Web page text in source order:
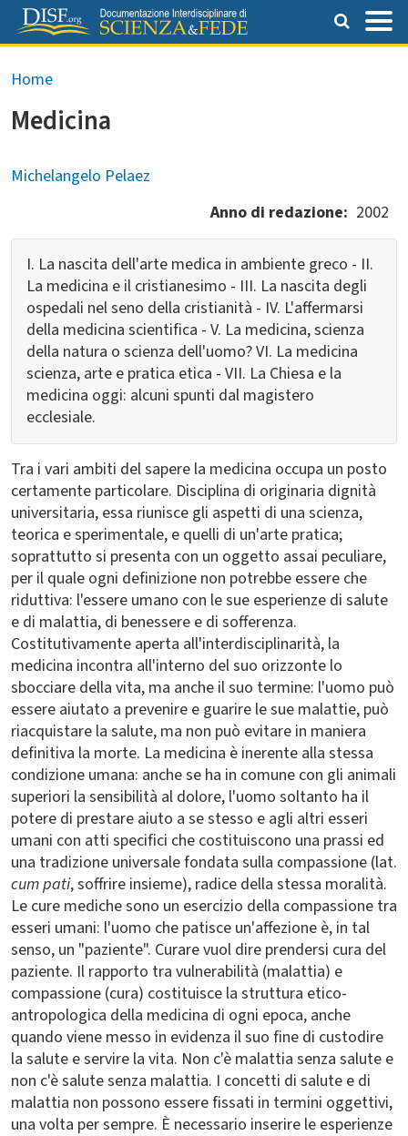
Salta al contenuto principale
Briciole di pane
Home
Medicina
Michelangelo Pelaez
Anno di redazione
2002
I. La nascita dell'arte medica in ambiente greco - II.
La medicina e il cristianesimo - III. La nascita degli
ospedali nel seno della cristianità - IV. L'affermarsi
della medicina scientifica - V. La medicina, scienza
della natura o scienza dell'uomo? VI. La medicina
scienza, arte e pratica etica - VII. La Chiesa e la
medicina oggi: alcuni spunti dal magistero
ecclesiale.
Tra i vari ambiti del sapere la medicina occupa un posto
certamente particolare. Disciplina di originaria dignità
universitaria, essa riunisce gli aspetti di una scienza,
teorica e sperimentale, e quelli di un'arte pratica;
soprattutto si presenta con un oggetto assai peculiare,
per il quale ogni definizione non potrebbe essere che
riduttiva: l'essere umano con le sue esperienze di salute
e di malattia, di benessere e di sofferenza.
Costitutivamente aperta all'interdisciplinarità, la
medicina incontra all'interno del suo orizzonte lo
sbocciare della vita, ma anche il suo termine: l'uomo può
essere aiutato a prevenire e guarire le sue malattie, può
riacquistare la salute, ma non può evitare in maniera
definitiva la morte. La medicina è inerente alla stessa
condizione umana: anche se ha in comune con gli animali
superiori la sensibilità al dolore, l'uomo soltanto ha il
potere di prestare aiuto a se stesso e agli altri esseri
umani con atti specifici che costituiscono una prassi ed
una tradizione universale fondata sulla compassione (lat.
cum pati, soffrire insieme), radice della stessa moralità.
Le cure mediche sono un esercizio della compassione tra
esseri umani: l'uomo che patisce un'affezione è, in tal
senso, un "paziente". Curare vuol dire prendersi cura del
paziente. Il rapporto tra vulnerabilità (malattia) e
compassione (cura) costituisce la struttura etico-
antropologica della medicina di ogni epoca, anche
quando viene messo in evidenza il suo fine di custodire
la salute e servire la vita. Non c'è malattia senza salute e
non c'è salute senza malattia. I concetti di salute e di
malattia non possono essere fissati in termini oggettivi,
una volta per sempre. È necessario inserire le esperienze